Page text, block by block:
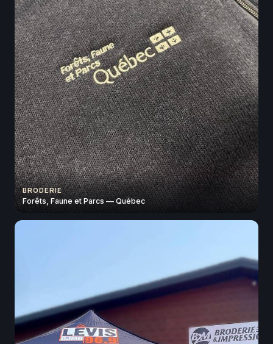
BRODERIE
Forêts, Faune et Parcs — Québec